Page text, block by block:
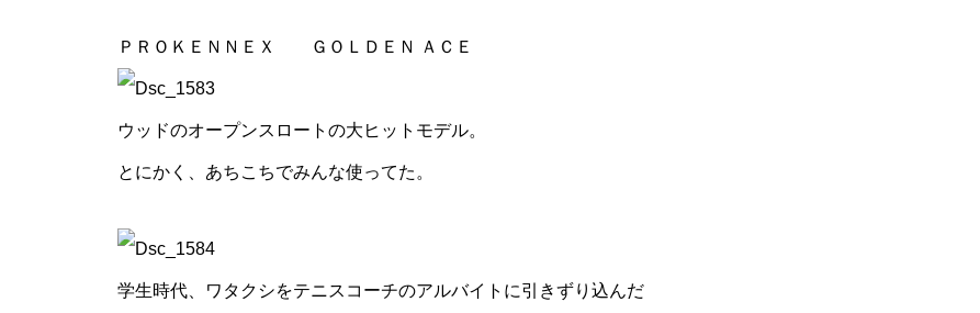
ＰＲＯＫＥＮＮＥＸ ＧＯＬＤＥＮ ＡＣＥ
ウッドのオープンスロートの大ヒットモデル。
とにかく、あちこちでみんな使ってた。
学生時代、ワタクシをテニスコーチのアルバイトに引きずり込んだ